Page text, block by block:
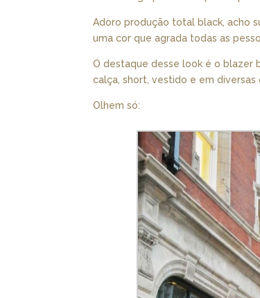
Adoro produção total black, acho
uma cor que agrada todas as
O destaque desse look é o blazer
calça, short, vestido e em diversas
Olhem só: